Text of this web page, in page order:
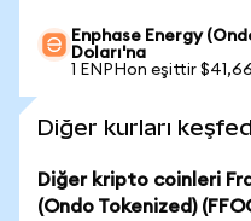
Enphase Energy
Doları'na
1 ENPHon eşittir $41,66
Diğer kurları
Diğer kripto coinleri
(Ondo Tokenized)